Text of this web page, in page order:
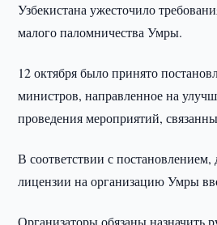
Узбекистана ужесточило
малого паломничества Умры.
12 октября было принято
министров, направленное на
проведения мероприятий,
В соответствии с постановлением,
лицензии на организацию Умры
Организаторы обязаны назначить